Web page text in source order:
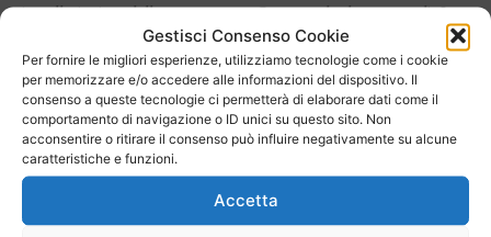
Gestisci Consenso Cookie
Per fornire le migliori esperienze, utilizziamo tecnologie come i cookie
per memorizzare e/o accedere alle informazioni del dispositivo. Il
consenso a queste tecnologie ci permetterà di elaborare dati come il
comportamento di navigazione o ID unici su questo sito. Non
acconsentire o ritirare il consenso può influire negativamente su alcune
caratteristiche e funzioni.
Accetta
installazioni e delle sue opere. Osservando le opere di Ines
Fontenla, da quelle dell’utopia e dei territori immaginari a quelle
delle migrazioni e dei conflitti sociali a quelle legate all’ambiente e
alla natura, molti i quesiti che si aprono sulle tematiche che esse
sviluppano.
I lavori di Ines presentano tutti più o meno evidentemente un
rimando autobiografico, lei migrante con la famiglia dall’America
Latina ( argentina naturalizzata italiana) riflette molto sul suo
profondo rapporto con la terra d’origine.